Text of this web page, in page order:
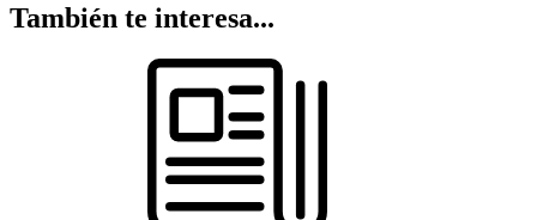
También te interesa...